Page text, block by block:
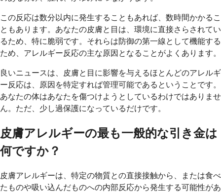
この反応は数分以内に発生することもあれば、数時間かかるこ
ともあります。あなたの皮膚と目は、環境に直接さらされてい
るため、特に脆弱です。それらは防御の第一線として機能する
ため、アレルギー反応の主な原因となることがよくあります。
良いニュースは、皮膚と目に影響を与えるほとんどのアレルギ
ー反応は、原因を特定すれば管理可能であるということです。
あなたの体はあなたを傷つけようとしているわけではありませ
ん。ただ、少し過保護になっているだけです。
皮膚アレルギーの最も一般的な引き金は
何ですか？
皮膚アレルギーは、特定の物質との直接接触から、または食べ
たものや吸い込んだものへの内部反応から発生する可能性があ